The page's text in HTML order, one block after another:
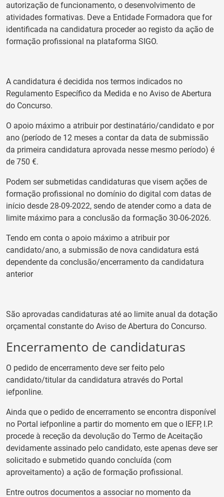
autorização de funcionamento, o desenvolvimento de
atividades formativas. Deve a Entidade Formadora que for
identificada na candidatura proceder ao registo da ação de
formação profissional na plataforma SIGO.
A candidatura é decidida nos termos indicados no
Regulamento Específico da Medida e no Aviso de Abertura
do Concurso.
O apoio máximo a atribuir por destinatário/candidato e por
ano (período de 12 meses a contar da data de submissão
da primeira candidatura aprovada nesse mesmo período) é
de 750 €.
Podem ser submetidas candidaturas que visem ações de
formação profissional no domínio do digital com datas de
início desde 28-09-2022, sendo de atender como a data de
limite máximo para a conclusão da formação 30-06-2026.
Tendo em conta o apoio máximo a atribuir por
candidato/ano, a submissão de nova candidatura está
dependente da conclusão/encerramento da candidatura
anterior
São aprovadas candidaturas até ao limite anual da dotação
orçamental constante do Aviso de Abertura do Concurso.
Encerramento de candidaturas
O pedido de encerramento deve ser feito pelo
candidato/titular da candidatura através do Portal
iefponline.
Ainda que o pedido de encerramento se encontra disponível
no Portal iefponline a partir do momento em que o IEFP, I.P.
procede à receção da devolução do Termo de Aceitação
devidamente assinado pelo candidato, este apenas deve ser
solicitado e submetido quando concluída (com
aproveitamento) a ação de formação profissional.
Entre outros documentos a associar no momento da